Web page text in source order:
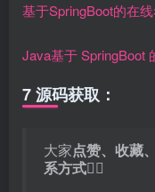
基于SpringBoot的在
Java基于 SpringBoot
7 源码获取：
大家点赞、收藏
系方式👇🏻